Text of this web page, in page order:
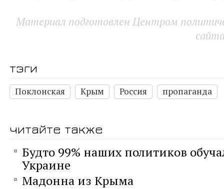
Материал подготовлен Центром
тэги
Поклонская Крым Россия пропаганда
читайте также
Будто 99% наших политиков
Украине
Мадонна из Крыма